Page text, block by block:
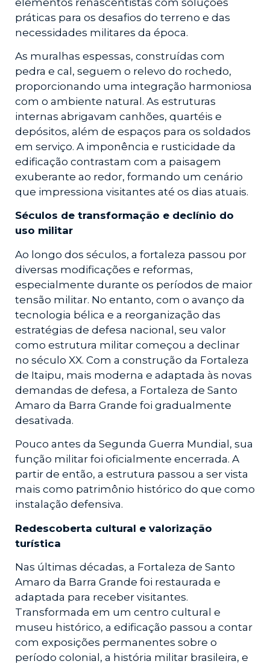
práticas para os desafios do terreno e das
necessidades militares da época.
As muralhas espessas, construídas com
pedra e cal, seguem o relevo do rochedo,
proporcionando uma integração harmoniosa
com o ambiente natural. As estruturas
internas abrigavam canhões, quartéis e
depósitos, além de espaços para os soldados
em serviço. A imponência e rusticidade da
edificação contrastam com a paisagem
exuberante ao redor, formando um cenário
que impressiona visitantes até os dias atuais.
Séculos de transformação e declínio do
uso militar
Ao longo dos séculos, a fortaleza passou por
diversas modificações e reformas,
especialmente durante os períodos de maior
tensão militar. No entanto, com o avanço da
tecnologia bélica e a reorganização das
estratégias de defesa nacional, seu valor
como estrutura militar começou a declinar
no século XX. Com a construção da Fortaleza
de Itaipu, mais moderna e adaptada às novas
demandas de defesa, a Fortaleza de Santo
Amaro da Barra Grande foi gradualmente
desativada.
Pouco antes da Segunda Guerra Mundial, sua
função militar foi oficialmente encerrada. A
partir de então, a estrutura passou a ser vista
mais como patrimônio histórico do que como
instalação defensiva.
Redescoberta cultural e valorização
turística
Nas últimas décadas, a Fortaleza de Santo
Amaro da Barra Grande foi restaurada e
adaptada para receber visitantes.
Transformada em um centro cultural e
museu histórico, a edificação passou a contar
com exposições permanentes sobre o
período colonial, a história militar brasileira, e